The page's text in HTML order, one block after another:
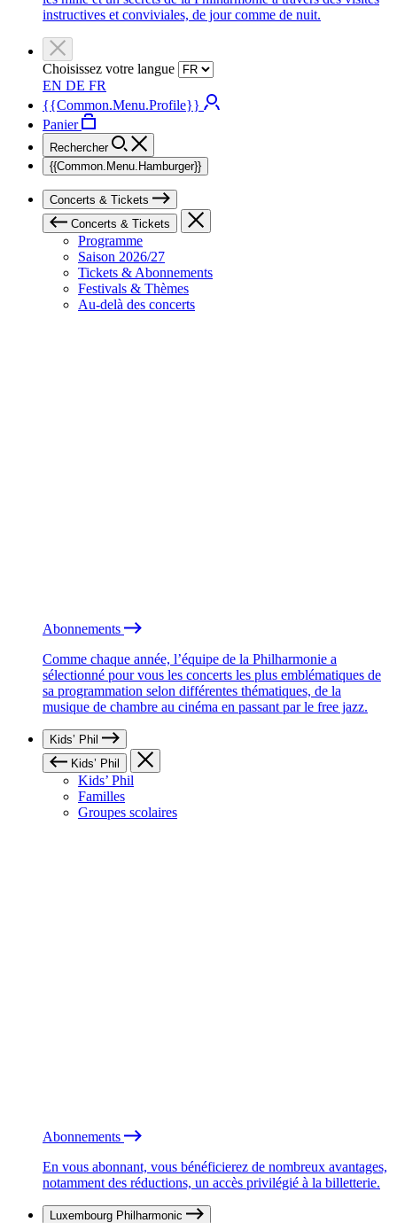
instructives et conviviales, de jour comme de nuit.
Choisissez votre langue
EN DE FR
{{Common.Menu.Profile}}
Panier
Rechercher
{{Common.Menu.Hamburger}}
Concerts & Tickets
Concerts & Tickets
Programme
Saison 2026/27
Tickets & Abonnements
Festivals & Thèmes
Au-delà des concerts
Abonnements
Comme chaque année, l’équipe de la Philharmonie a
sélectionné pour vous les concerts les plus emblématiques de
sa programmation selon différentes thématiques, de la
musique de chambre au cinéma en passant par le free jazz.
Kids’ Phil
Kids’ Phil
Kids’ Phil
Familles
Groupes scolaires
Abonnements
En vous abonnant, vous bénéficierez de nombreux avantages,
notamment des réductions, un accès privilégié à la billetterie.
Luxembourg Philharmonic